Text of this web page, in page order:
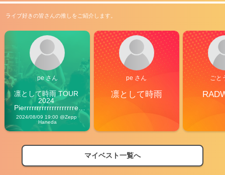
ライブ好きの皆さんの推しをご紹介します。
pe さん
凛として時雨 TOUR
2024
Pierrrrrrrrrrrrrrrrrrrre
Vibes
2024/08/09 19:00 @Zepp
Haneda
pe さん
凛として時雨
ごと
マイベスト一覧へ
【フェス特集2026】フェス情報はここから！